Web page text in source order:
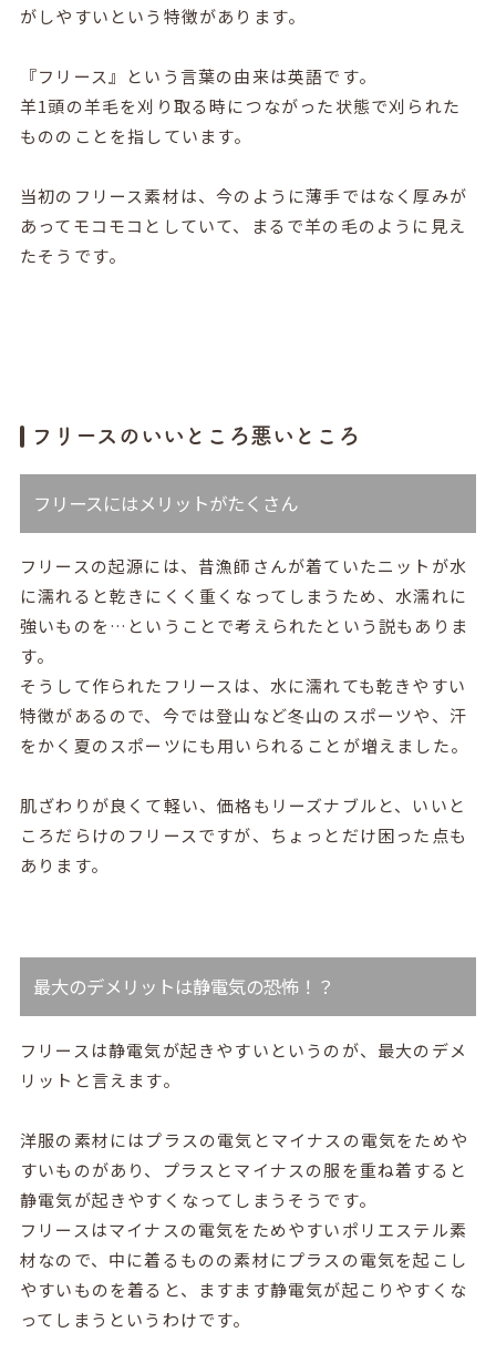
がしやすいという特徴があります。
『フリース』という言葉の由来は英語です。
羊1頭の羊毛を刈り取る時につながった状態で刈られた
もののことを指しています。
当初のフリース素材は、今のように薄手ではなく厚みが
あってモコモコとしていて、まるで羊の毛のように見え
たそうです。
フリースのいいところ悪いところ
フリースにはメリットがたくさん
フリースの起源には、昔漁師さんが着ていたニットが水
に濡れると乾きにくく重くなってしまうため、水濡れに
強いものを…ということで考えられたという説もありま
す。
そうして作られたフリースは、水に濡れても乾きやすい
特徴があるので、今では登山など冬山のスポーツや、汗
をかく夏のスポーツにも用いられることが増えました。
肌ざわりが良くて軽い、価格もリーズナブルと、いいと
ころだらけのフリースですが、ちょっとだけ困った点も
あります。
最大のデメリットは静電気の恐怖！？
フリースは静電気が起きやすいというのが、最大のデメ
リットと言えます。
洋服の素材にはプラスの電気とマイナスの電気をためや
すいものがあり、プラスとマイナスの服を重ね着すると
静電気が起きやすくなってしまうそうです。
フリースはマイナスの電気をためやすいポリエステル素
材なので、中に着るものの素材にプラスの電気を起こし
やすいものを着ると、ますます静電気が起こりやすくな
ってしまうというわけです。